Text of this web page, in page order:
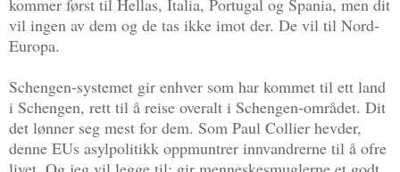
vil ingen av dem og de tas ikke imot der. De vil til Nord-
Europa.
Schengen-systemet gir enhver som har kommet til ett land
i Schengen, rett til å reise overalt i Schengen-området. Dit
det lønner seg mest for dem. Som Paul Collier hevder,
denne EUs asylpolitikk oppmuntrer innvandrerne til å ofre